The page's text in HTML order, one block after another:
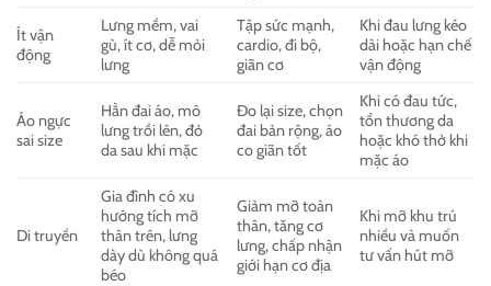
Ít vận
động
Lưng mềm, vai
gù, ít cơ, dễ mỏi
lưng
Tập sức mạnh,
cardio, đi bộ,
giãn cơ
Khi đau lưng kéo
dài hoặc hạn chế
vận động
Áo ngực
sai size
Hằn đai áo, mô
lưng trồi lên, đỏ
da sau khi mặc
Đo lại size, chọn
đai bản rộng, áo
co giãn tốt
Khi có đau tức,
tổn thương da
hoặc khó thở khi
mặc áo
Di truyền
Gia đình có xu
hướng tích mỡ
thân trên, lưng
dày dù không quá
béo
Giảm mỡ toàn
thân, tăng cơ
lưng, chấp nhận
giới hạn cơ địa
Khi mỡ khu trú
nhiều và muốn
tư vấn hút mỡ